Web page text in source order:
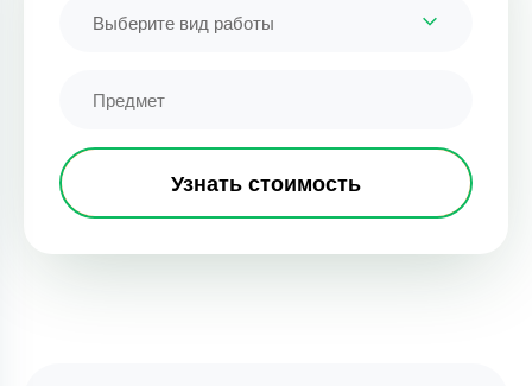
Выберите вид работы
Узнать стоимость